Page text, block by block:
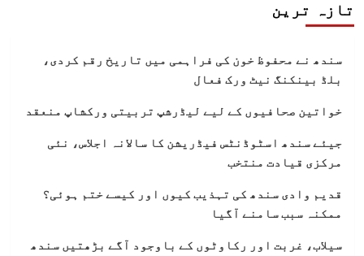
تازہ ترین
سندھ نے محفوظ خون کی فراہمی میں تاریخ رقم کردی،
بلڈ بینکنگ نیٹ ورک فعال
خواتین صحافیوں کے لیے لیڈرشپ تربیتی ورکشاپ منعقد
جیئے سندھ اسٹوڈنٹس فیڈریشن کا سالانہ اجلاس، نئی
مرکزی قیادت منتخب
قدیم وادی سندھ کی تہذیب کیوں اور کیسے ختم ہوئی؟
ممکنہ سبب سامنے آگیا
سیلاب، غربت اور رکاوٹوں کے باوجود آگے بڑھتیں سندھ